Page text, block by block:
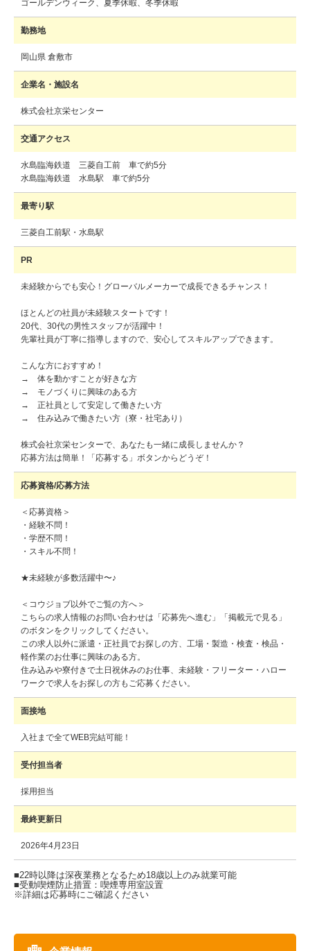
ゴールデンウィーク、夏季休暇、冬季休暇
勤務地
岡山県 倉敷市
企業名・施設名
株式会社京栄センター
交通アクセス
水島臨海鉄道 三菱自工前 車で約5分
水島臨海鉄道 水島駅 車で約5分
最寄り駅
三菱自工前駅・水島駅
PR
未経験からでも安心！グローバルメーカーで成長できるチャンス！
ほとんどの社員が未経験スタートです！
20代、30代の男性スタッフが活躍中！
先輩社員が丁寧に指導しますので、安心してスキルアップできます。
こんな方におすすめ！
→ 体を動かすことが好きな方
→ モノづくりに興味のある方
→ 正社員として安定して働きたい方
→ 住み込みで働きたい方（寮・社宅あり）
株式会社京栄センターで、あなたも一緒に成長しませんか？
応募方法は簡単！「応募する」ボタンからどうぞ！
応募資格/応募方法
＜応募資格＞
・経験不問！
・学歴不問！
・スキル不問！
★未経験が多数活躍中〜♪
＜コウジョブ以外でご覧の方へ＞
こちらの求人情報のお問い合わせは「応募先へ進む」「掲載元で見る」
のボタンをクリックしてください。
この求人以外に派遣・正社員でお探しの方、工場・製造・検査・検品・
軽作業のお仕事に興味のある方。
住み込みや寮付きで土日祝休みのお仕事、未経験・フリーター・ハロー
ワークで求人をお探しの方もご応募ください。
面接地
入社まで全てWEB完結可能！
受付担当者
採用担当
最終更新日
2026年4月23日